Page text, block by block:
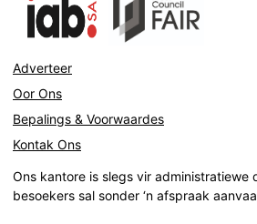
Adverteer
Oor Ons
Bepalings & Voorwaardes
Kontak Ons
Ons kantore is slegs vir administratiewe
besoekers sal sonder ‘n afspraak